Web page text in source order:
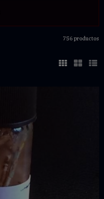
756 productos